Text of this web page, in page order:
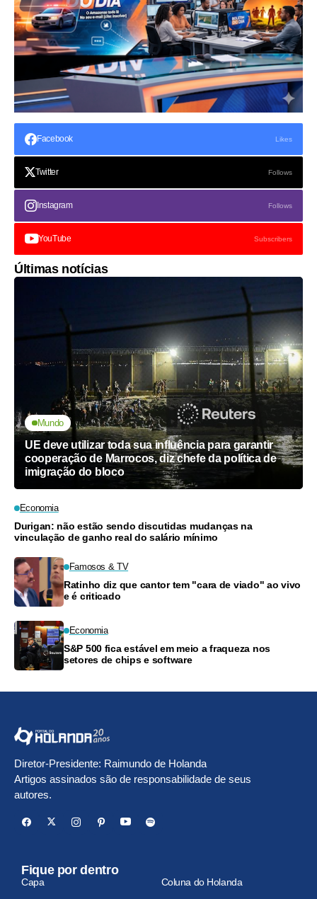
Facebook Likes
Twitter Follows
Instagram Follows
YouTube Subscribers
Últimas notícias
Mundo
UE deve utilizar toda sua influência para garantir
cooperação de Marrocos, diz chefe da política de
imigração do bloco
Economia
Durigan: não estão sendo discutidas mudanças na
vinculação de ganho real do salário mínimo
Famosos & TV
Ratinho diz que cantor tem "cara de viado" ao vivo
e é criticado
Economia
S&P 500 fica estável em meio a fraqueza nos
setores de chips e software
Diretor-Presidente: Raimundo de Holanda
Artigos assinados são de responsabilidade de seus
autores.
Fique por dentro
Capa
Coluna do Holanda